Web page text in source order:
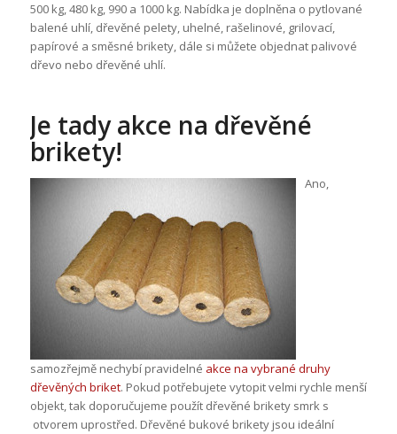
500 kg, 480 kg, 990 a 1000 kg. Nabídka je doplněna o pytlované
balené uhlí, dřevěné pelety, uhelné, rašelinové, grilovací,
papírové a směsné brikety, dále si můžete objednat palivové
dřevo nebo dřevěné uhlí.
Je tady akce na dřevěné
brikety!
Ano,
samozřejmě nechybí pravidelné akce na vybrané druhy
dřevěných briket. Pokud potřebujete vytopit velmi rychle menší
objekt, tak doporučujeme použít dřevěné brikety smrk s
otvorem uprostřed. Dřevěné bukové brikety jsou ideální